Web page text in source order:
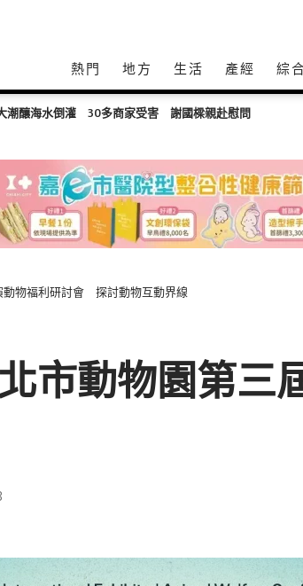
熱門 地方 生活 產經 綜
潮釀海水倒灌 30多商家受害 謝國樑親赴慰問
動物福利研討會 探討動物互動界線
市動物園第